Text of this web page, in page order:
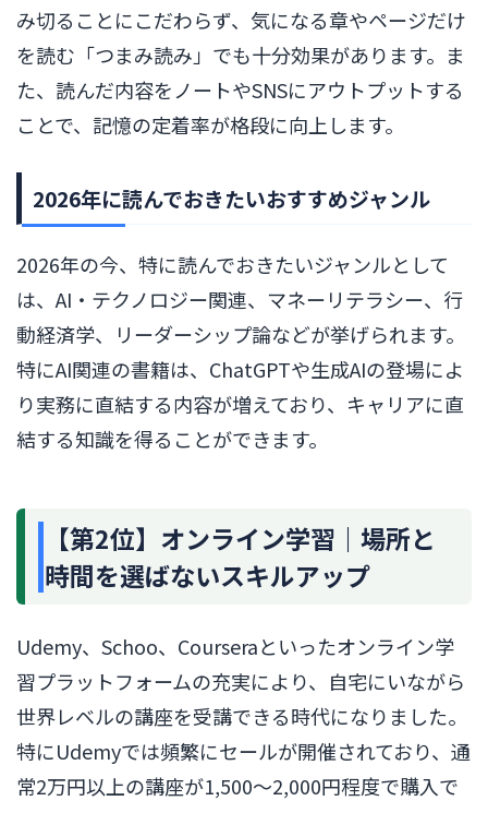
み切ることにこだわらず、気になる章やページだけ
を読む「つまみ読み」でも十分効果があります。ま
た、読んだ内容をノートやSNSにアウトプットする
ことで、記憶の定着率が格段に向上します。
2026年に読んでおきたいおすすめジャンル
2026年の今、特に読んでおきたいジャンルとして
は、AI・テクノロジー関連、マネーリテラシー、行
動経済学、リーダーシップ論などが挙げられます。
特にAI関連の書籍は、ChatGPTや生成AIの登場によ
り実務に直結する内容が増えており、キャリアに直
結する知識を得ることができます。
【第2位】オンライン学習｜場所と
時間を選ばないスキルアップ
Udemy、Schoo、Courseraといったオンライン学
習プラットフォームの充実により、自宅にいながら
世界レベルの講座を受講できる時代になりました。
特にUdemyでは頻繁にセールが開催されており、通
常2万円以上の講座が1,500〜2,000円程度で購入で